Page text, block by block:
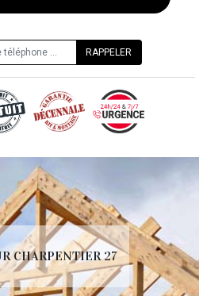
CHARPENTIER 27